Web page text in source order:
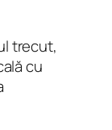
trecut,
cu